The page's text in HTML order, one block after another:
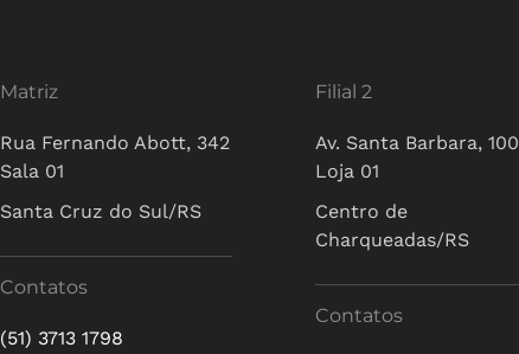
Matriz
Rua Fernando Abott, 342
Sala 01
Santa Cruz do Sul/RS
Contatos
(51) 3713 1798
Filial 2
Av. Santa Barbara, 100
Loja 01
Centro de
Charqueadas/RS
Contatos